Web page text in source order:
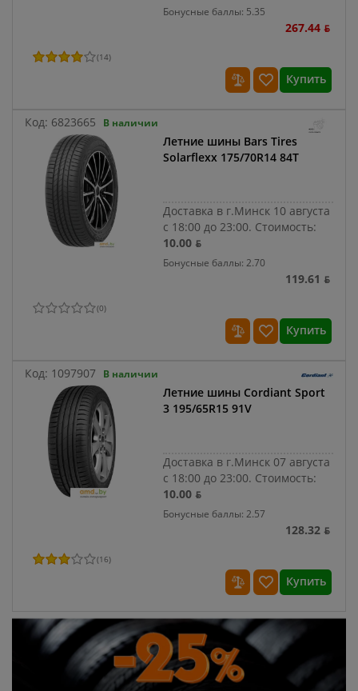
Бонусные баллы: 5.35
267.44 ƃ
(14)
Купить
Код: 6823665 В наличии
Летние шины Bars Tires
Solarflexx 175/70R14 84T
Доставка в г.Минск 10 августа
с 18:00 до 23:00. Стоимость:
10.00 ƃ
Бонусные баллы: 2.70
119.61 ƃ
(0)
Купить
Код: 1097907 В наличии
Летние шины Cordiant Sport
3 195/65R15 91V
Доставка в г.Минск 07 августа
с 18:00 до 23:00. Стоимость:
10.00 ƃ
Бонусные баллы: 2.57
128.32 ƃ
(16)
Купить